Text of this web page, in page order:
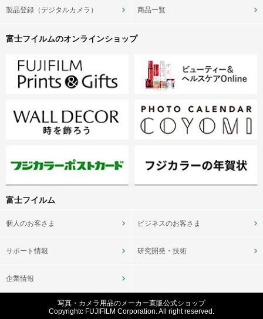
製品登録（デジタルカメラ） 商品一覧
富士フイルムのオンラインショップ
富士フイルム
個人のお客さま ビジネスのお客さま
サポート情報 研究開発・技術
企業情報
写真・カメラ用品のメーカー直販公式ショップ
Copyrightc FUJIFILM Corporation. All right reserved.